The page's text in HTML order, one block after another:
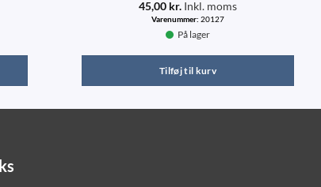
45,00 kr. Inkl. moms
Varenummer: 20127
På lager
Tilføj til kurv